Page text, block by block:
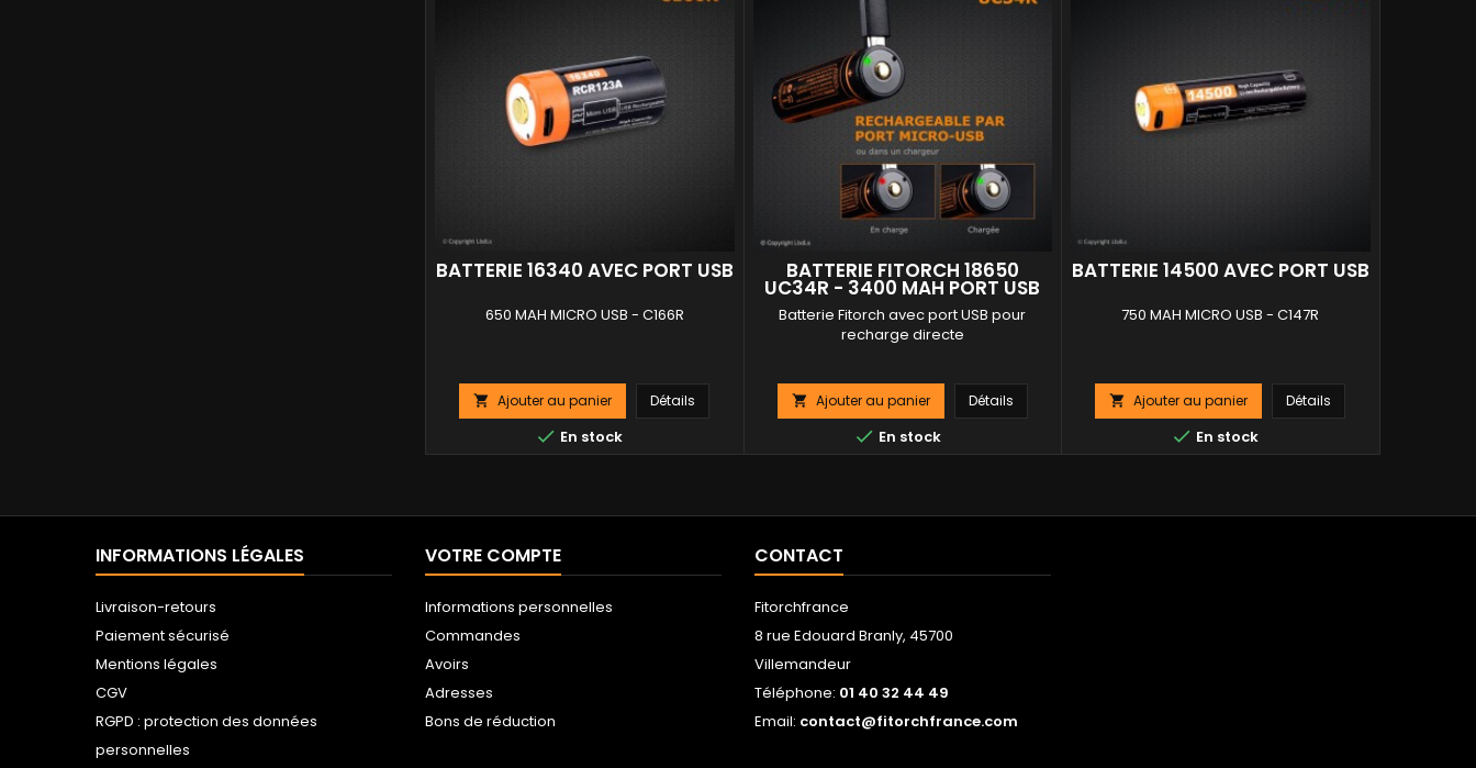
BATTERIE 16340 AVEC PORT USB
650 MAH MICRO USB - C166R
 Ajouter au panier Détails
 En stock
BATTERIE FITORCH 18650
UC34R - 3400 MAH PORT USB
Batterie Fitorch avec port USB pour
recharge directe
 Ajouter au panier Détails
 En stock
BATTERIE 14500 AVEC PORT USB
750 MAH MICRO USB - C147R
 Ajouter au panier Détails
 En stock
INFORMATIONS LÉGALES
Livraison-retours
Paiement sécurisé
Mentions légales
CGV
RGPD : protection des données
personnelles
VOTRE COMPTE
Informations personnelles
Commandes
Avoirs
Adresses
Bons de réduction
CONTACT
Fitorchfrance
8 rue Edouard Branly, 45700
Villemandeur
Téléphone: 01 40 32 44 49
Email: contact@fitorchfrance.com